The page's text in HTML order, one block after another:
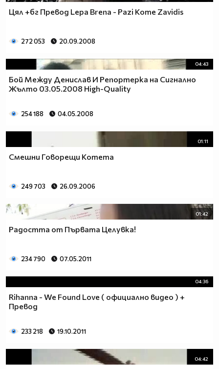
Цял +бг Превод Lepa Brena - Pazi Kome Zavidis
272 053 20.09.2008
04:43
Бой Между Денислав И Репортерка на Сигнално
Жълто 03.05.2008 High-Quality
254 188 04.05.2008
01:11
Смешни Говорещи Котета
249 703 26.09.2006
01:42
Радостта от Първата Целувка!
234 790 07.05.2011
04:36
Rihanna - We Found Love ( официално видео ) +
Превод
233 218 19.10.2011
04:42